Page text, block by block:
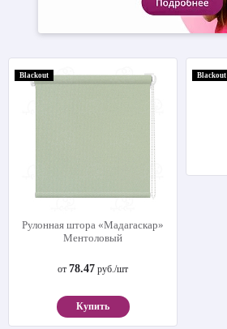
Blackout
Рулонная штора «Мадагаскар»
Ментоловый
от 78.47 руб./шт
Купить
Blackout